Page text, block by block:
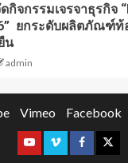
กิจกรรมเจรจาธุรกิจ
ยกระดับผลิตภัณฑ์ท้
น
admin
Vimeo Facebook